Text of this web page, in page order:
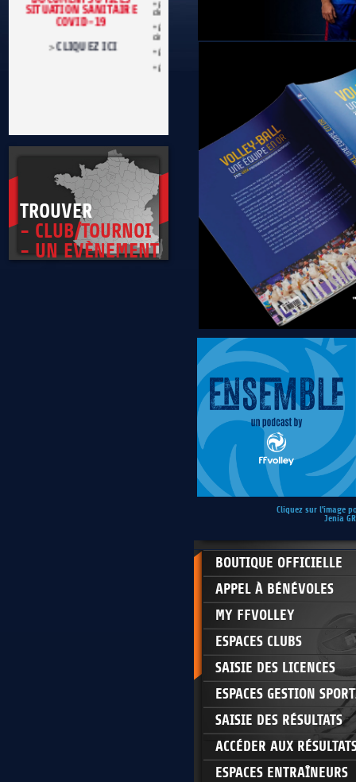
* Refuser toute forme de violence et
de tricherie.
* Être maître de soi en toutes
* Être loyal dans le sport et dans la vie.
* Être exemplaire, généreux et tolérant
TROUVER
- CLUB/TOURNOI
- UN EVÈNEMENT
Cliquez sur l'image
Jenia
BOUTIQUE OFFICIELLE
APPEL À BÉNÉVOLES
MY FFVOLLEY
ESPACES CLUBS
SAISIE DES LICENCES
ESPACES GESTION
SAISIE DES RÉSULTATS
ACCÉDER AUX
ESPACES ENTRAÎNEURS